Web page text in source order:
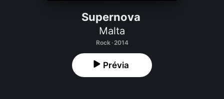
Supernova
Malta
Rock · 2014
Prévia